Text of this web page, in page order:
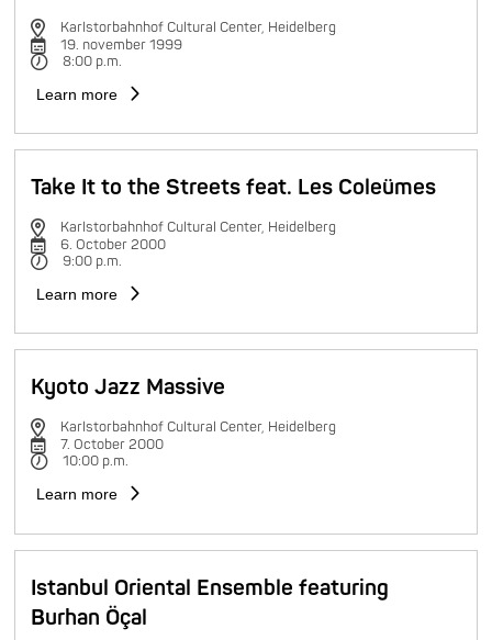
Karlstorbahnhof Cultural Center, Heidelberg
19. november 1999
8:00 p.m.
Learn more
Take It to the Streets feat. Les Coleümes
Karlstorbahnhof Cultural Center, Heidelberg
6. October 2000
9:00 p.m.
Learn more
Kyoto Jazz Massive
Karlstorbahnhof Cultural Center, Heidelberg
7. October 2000
10:00 p.m.
Learn more
Istanbul Oriental Ensemble featuring
Burhan Öçal